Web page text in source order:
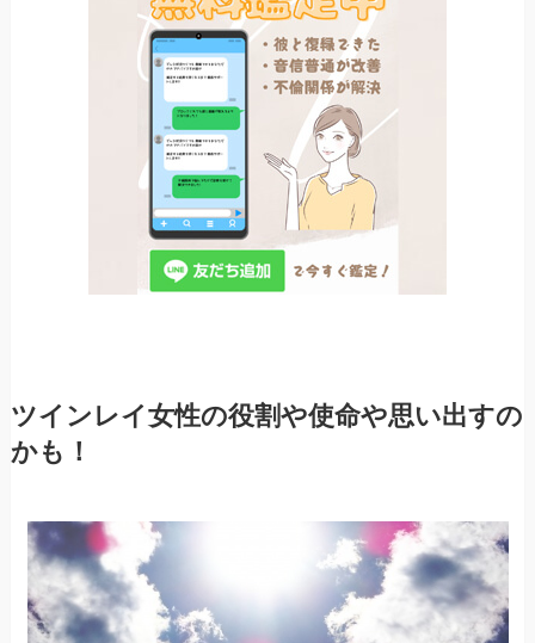
ツインレイ女性の役割や使命や思い出すの
かも！